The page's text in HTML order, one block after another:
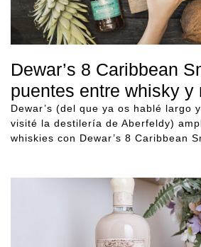
Dewar’s 8 Caribbean
puentes entre whisky y
Dewar’s (del que ya os hablé largo
visité la destilería de Aberfeldy)
whiskies con Dewar’s 8 Caribbean